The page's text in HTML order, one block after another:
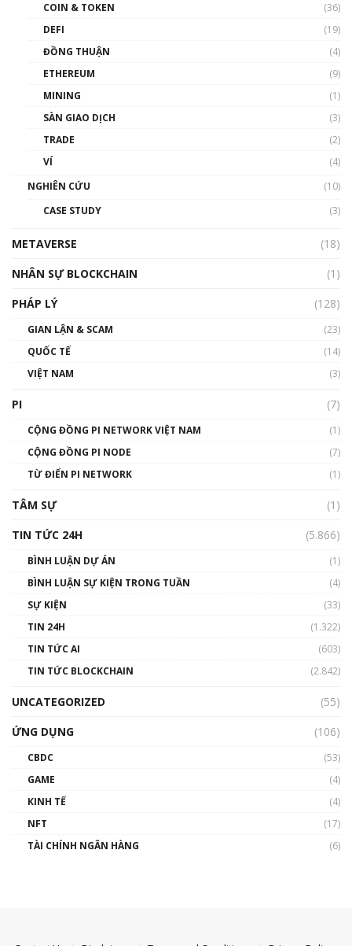
00:39:31
Phổ cập Blockchain
thống & Crypto qua các cuộc chiến | Phổ cập
01:32:59
gió ấm
Talkshow 14: MemeCoin – Trò đùa tỷ đô
01:29:26
COIN & TOKEN
(36)
DEFI
(19)
ĐỒNG THUẬN
(4)
ETHEREUM
(9)
MINING
(1)
SÀN GIAO DỊCH
(3)
TRADE
(2)
VÍ
(4)
NGHIÊN CỨU
(10)
CASE STUDY
(3)
METAVERSE
(18)
NHÂN SỰ BLOCKCHAIN
(1)
PHÁP LÝ
(128)
GIAN LẬN & SCAM
(23)
QUỐC TẾ
(14)
VIỆT NAM
(3)
PI (7)
CỘNG ĐỒNG PI NETWORK VIỆT NAM
(1)
CỘNG ĐỒNG PI NODE
(7)
TỪ ĐIỂN PI NETWORK
(1)
TÂM SỰ
(1)
TIN TỨC 24H
(5.866)
BÌNH LUẬN DỰ ÁN
(1)
BÌNH LUẬN SỰ KIỆN TRONG TUẦN
(4)
SỰ KIỆN
(33)
TIN 24H
(1.322)
TIN TỨC AI
(603)
TIN TỨC BLOCKCHAIN
(2.842)
UNCATEGORIZED
(55)
ỨNG DỤNG
(106)
CBDC
(53)
GAME
(4)
KINH TẾ
(4)
NFT
(17)
TÀI CHÍNH NGÂN HÀNG
(6)